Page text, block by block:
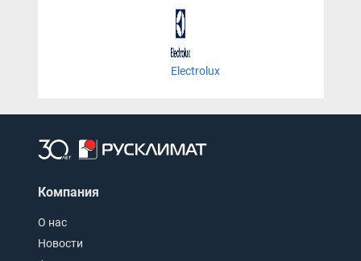
Electrolux
Компания
О нас
Новости